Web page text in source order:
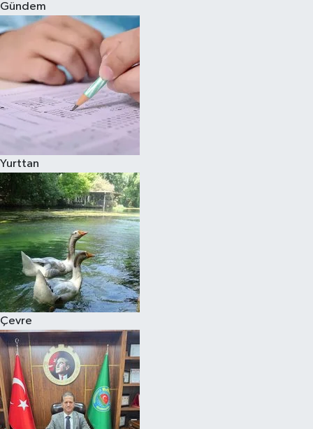
Gündem
Yurttan
Çevre